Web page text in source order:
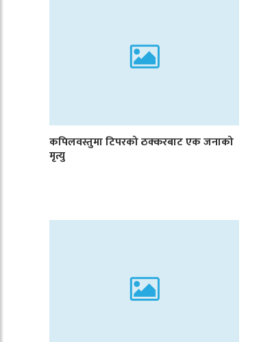
कपिलवस्तुमा टिपरको ठक्करबाट एक जनाको
मृत्यु